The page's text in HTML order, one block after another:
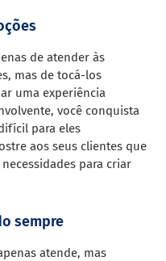
de atender às
mas de tocá-los
uma experiência
você conquista
para eles
aos seus clientes que
para criar
sempre
atende, mas